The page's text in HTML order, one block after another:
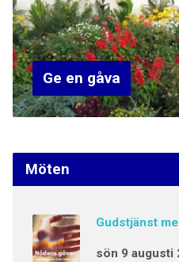
Ge en gåva
Möten
Gudstjänst
sön 9 augusti